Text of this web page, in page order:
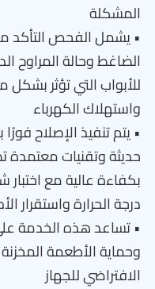
المشكلة
• يشمل الفحص التأكد
الضاغط وحالة المراوح
للأبواب التي تؤثر
واستهلاك الكهرباء
• يتم تنفيذ الإصلاح
حديثة وتقنيات معتمدة
بكفاءة عالية مع اختبار
درجة الحرارة واستقرار
• تساعد هذه الخدمة
وحماية الأطعمة
الافتراضي للجهاز